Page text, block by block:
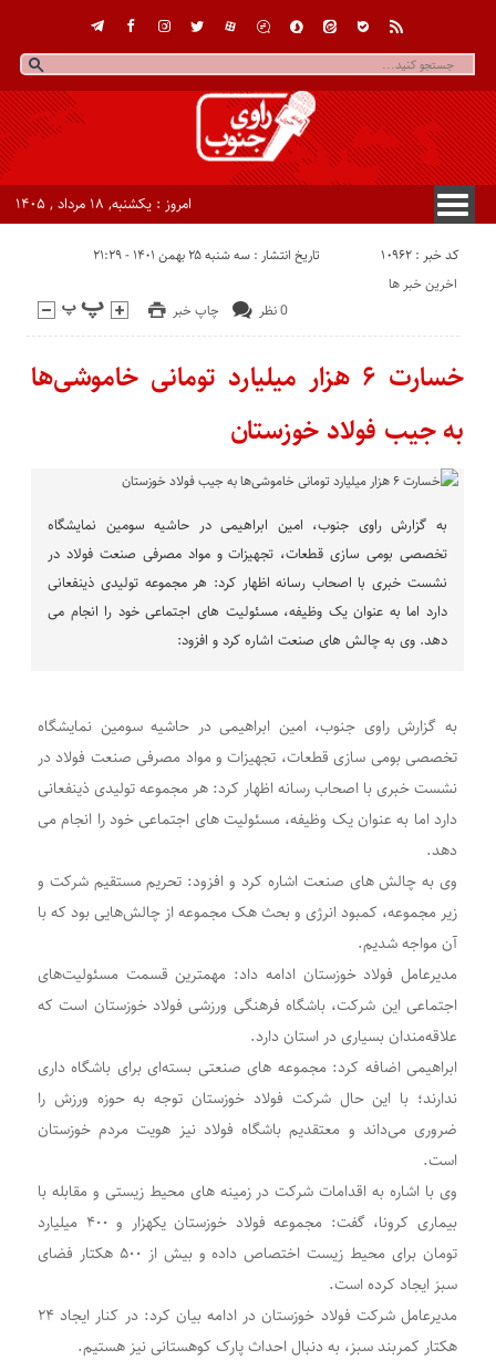
امروز : یکشنبه, ۱۸ مرداد , ۱۴۰۵
کد خبر : 10962 تاریخ انتشار : سه شنبه ۲۵ بهمن ۱۴۰۱ - ۲۱:۲۹
چاپ خبر 0 نظر
اخرین خبر ها
خسارت ۶ هزار میلیارد تومانی خاموشی‌ها
به جیب فولاد خوزستان
به گزارش راوی جنوب، امین ابراهیمی در حاشیه سومین نمایشگاه
تخصصی بومی سازی قطعات، تجهیزات و مواد مصرفی صنعت فولاد در
نشست خبری با اصحاب رسانه اظهار کرد: هر مجموعه تولیدی ذینفعانی
دارد اما به عنوان یک وظیفه، مسئولیت های اجتماعی خود را انجام می
دهد. وی به چالش های صنعت اشاره کرد و افزود:
به گزارش راوی جنوب، امین ابراهیمی در حاشیه سومین نمایشگاه
تخصصی بومی سازی قطعات، تجهیزات و مواد مصرفی صنعت فولاد در
نشست خبری با اصحاب رسانه اظهار کرد: هر مجموعه تولیدی ذینفعانی
دارد اما به عنوان یک وظیفه، مسئولیت های اجتماعی خود را انجام می
دهد.
وی به چالش های صنعت اشاره کرد و افزود: تحریم مستقیم شرکت و
زیر مجموعه، کمبود انرژی و بحث هک مجموعه از چالش‌هایی بود که با
آن مواجه شدیم.
مدیرعامل فولاد خوزستان ادامه داد: مهمترین قسمت مسئولیت‌های
اجتماعی این شرکت، باشگاه فرهنگی ورزشی فولاد خوزستان است که
علاقه‌مندان بسیاری در استان دارد.
ابراهیمی اضافه کرد: مجموعه های صنعتی بسته‌ای برای باشگاه داری
ندارند؛ با این حال شرکت فولاد خوزستان توجه به حوزه ورزش را
ضروری می‌داند و معتقدیم باشگاه فولاد نیز هویت مردم خوزستان
است.
وی با اشاره به اقدامات شرکت در زمینه های محیط زیستی و مقابله با
بیماری کرونا، گفت: مجموعه فولاد خوزستان یکهزار و ۴۰۰ میلیارد
تومان برای محیط زیست اختصاص داده و بیش از ۵٠٠ هکتار فضای
سبز ایجاد کرده است.
مدیرعامل شرکت فولاد خوزستان در ادامه بیان کرد: در کنار ایجاد ۲۴
هکتار کمربند سبز، به دنبال احداث پارک کوهستانی نیز هستیم.